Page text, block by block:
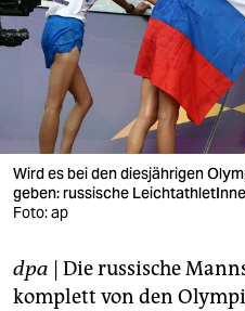
nord
wahrheit
verlag
verlag
veranstaltungen
fragen & hilfe
Wird es bei den diesjährigen
geben: russische
Foto: ap
dpa | Die russische
komplett von den